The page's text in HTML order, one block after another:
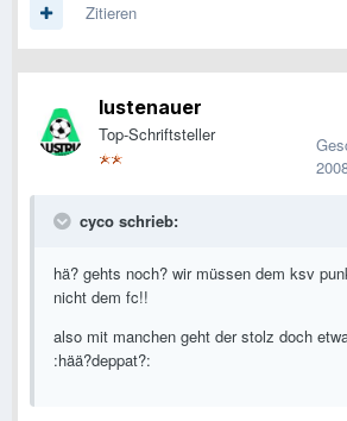
Zitieren
lustenauer
Top-Schriftsteller
cyco schrieb:
hä? gehts noch? wir müssen dem ksv
nicht dem fc!!
also mit manchen geht der stolz doch
:hää?deppat?: